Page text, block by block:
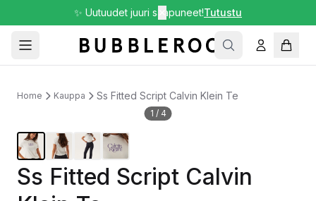
✨ Uutuudet juuri saapuneet!Tutustu
Home Kauppa Ss Fitted Script Calvin Klein Te
1 / 4
Ss Fitted Script Calvin